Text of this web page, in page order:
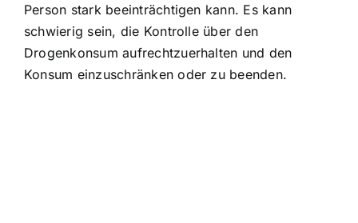
Person stark beeinträchtigen kann. Es kann
schwierig sein, die Kontrolle über den
Drogenkonsum aufrechtzuerhalten und den
Konsum einzuschränken oder zu beenden.